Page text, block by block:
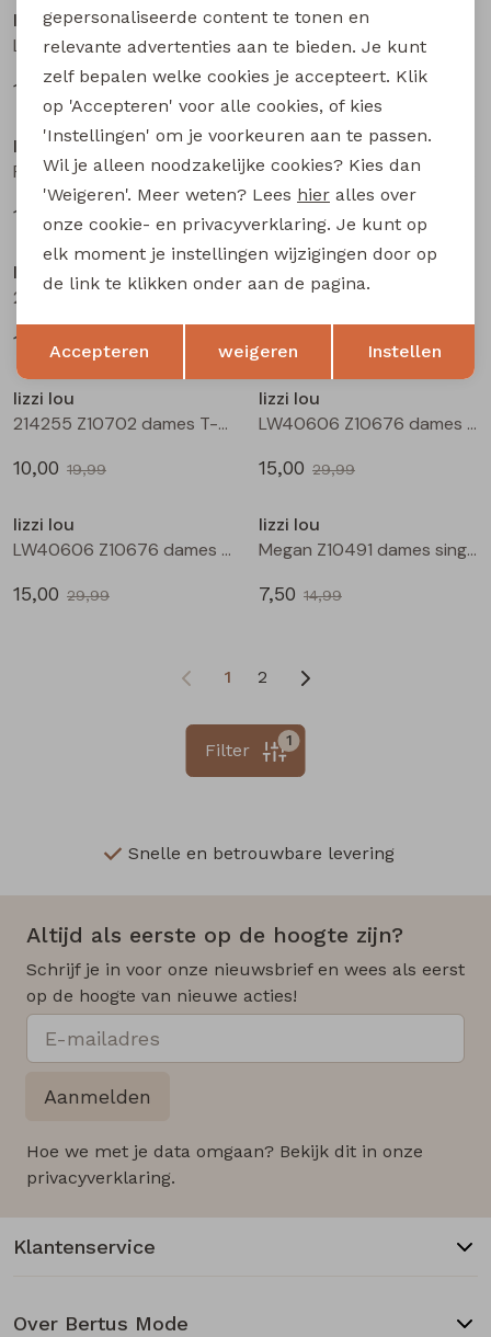
lizzi lou
Lotti Z10479 dames pullover Groen mos
17,50
34,99
lizzi lou
17,50
34,99
Sale
lizzi lou
Pippa Z10480 dames gilet/hes Ecru
15,00
lizzi lou
15,00
29,99
Sale
lizzi lou
214255 Z10702 dames T-shirt km Geel
10,00
19,99
lizzi lou
Sale
lizzi lou
214255 Z10702 dames T-shirt km Groen mos
10,00 19,99
Sale
lizzi lou
LW40606 Z10676 dames rok kort Mos
15,00 29,99
lizzi lou
LW40606 Z10676 dames rok kort Zwart
15,00 29,99
lizzi lou
Megan Z10491 dames singlet Ecru
7,50 14,99
1 2
1
Filter
Snelle en betrouwbare levering
Altijd als eerste op de hoogte zijn?
Schrijf je in voor onze nieuwsbrief en wees als eerst
op de hoogte van nieuwe acties!
Aanmelden
Hoe we met je data omgaan? Bekijk dit in onze
privacyverklaring.
Klantenservice
Over Bertus Mode
Terug Opslaan
gepersonaliseerde content te tonen en
relevante advertenties aan te bieden. Je kunt
zelf bepalen welke cookies je accepteert. Klik
op 'Accepteren' voor alle cookies, of kies
'Instellingen' om je voorkeuren aan te passen.
Wil je alleen noodzakelijke cookies? Kies dan
'Weigeren'. Meer weten? Lees hier alles over
onze cookie- en privacyverklaring. Je kunt op
elk moment je instellingen wijzigingen door op
de link te klikken onder aan de pagina.
Accepteren weigeren Instellen